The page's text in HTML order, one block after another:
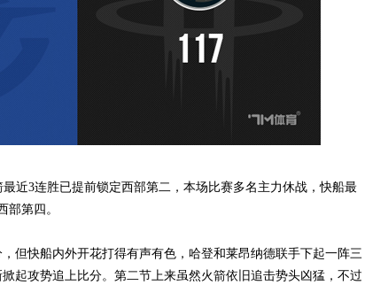
3连胜已提前锁定西部第二，本场比赛多名主力休战，快船最
部第四。
快船内外开花打得有声有色，哈登和莱昂纳德联手下起一阵三
起攻势追上比分。第二节上来虽然火箭依旧追击势头凶猛，不过